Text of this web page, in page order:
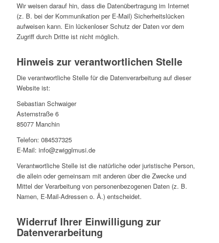
Wir weisen darauf hin, dass die Datenübertragung im Internet
(z. B. bei der Kommunikation per E-Mail) Sicherheitslücken
aufweisen kann. Ein lückenloser Schutz der Daten vor dem
Zugriff durch Dritte ist nicht möglich.
Hinweis zur verantwortlichen Stelle
Die verantwortliche Stelle für die Datenverarbeitung auf dieser
Website ist:
Sebastian Schwaiger
Asternstraße 6
85077 Manchin
Telefon: 084537325
E-Mail: info@zwigglmusi.de
Verantwortliche Stelle ist die natürliche oder juristische Person,
die allein oder gemeinsam mit anderen über die Zwecke und
Mittel der Verarbeitung von personenbezogenen Daten (z. B.
Namen, E-Mail-Adressen o. Ä.) entscheidet.
Widerruf Ihrer Einwilligung zur
Datenverarbeitung